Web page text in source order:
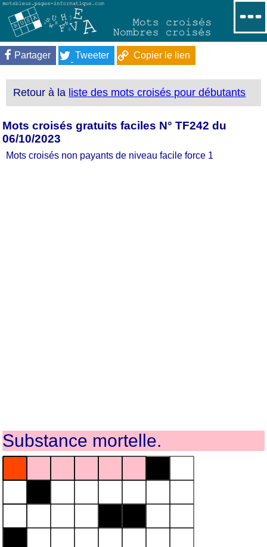
Partager Tweeter Copier le lien
Retour à la liste des mots croisés pour débutants
Mots croisés gratuits faciles N° TF242 du
06/10/2023
Mots croisés non payants de niveau facile force 1
Substance mortelle.